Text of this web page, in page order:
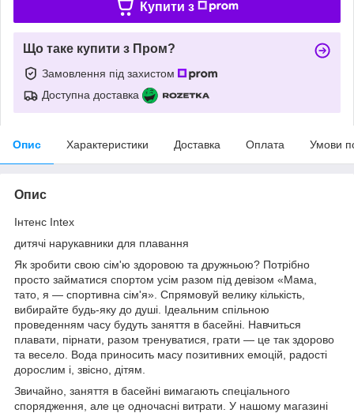
Купити з
Що таке купити з Пром?
Замовлення під захистом
Доступна доставка
Опис Характеристики Доставка Оплата Умови
Опис
Інтенс Intex
дитячі нарукавники для плавання
Як зробити свою сім'ю здоровою та дружньою? Потрібно
просто займатися спортом усім разом під девізом «Мама,
тато, я — спортивна сім'я». Спрямовуй велику кількість,
вибирайте будь-яку до душі. Ідеальним спільною
проведенням часу будуть заняття в басейні. Навчиться
плавати, пірнати, разом тренуватися, грати — це так здорово
та весело. Вода приносить масу позитивних емоцій, радості
дорослим і, звісно, дітям.
Звичайно, заняття в басейні вимагають спеціального
спорядження, але це одночасні витрати. У нашому магазині